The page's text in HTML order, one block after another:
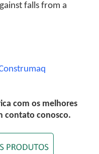
falls from a
com os melhores
contato conosco.